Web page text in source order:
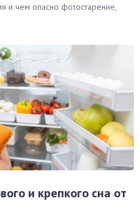
и чем опасно фотостарение,
и крепкого сна от